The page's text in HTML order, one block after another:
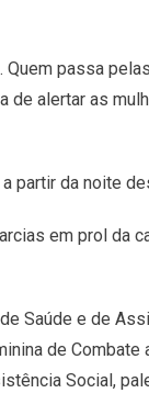
passa
alertar as
partir da noite
em prol da
Saúde e de
de
Social,